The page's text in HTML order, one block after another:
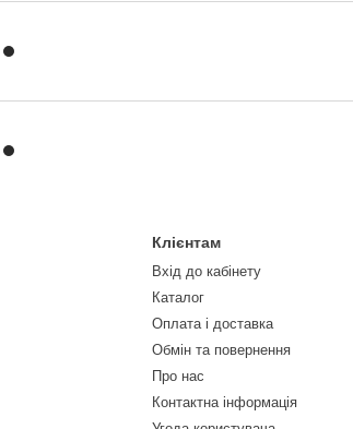
Клієнтам
Вхід до кабінету
Каталог
Оплата і доставка
Обмін та повернення
Про нас
Контактна інформація